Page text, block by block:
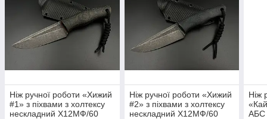
Ніж ручної роботи «Хижий
#1» з піхвами з холтексу
нескладний Х12МФ/60
Ніж ручної роботи «Хижий
#2» з піхвами з холтексу
нескладний Х12МФ/60
Ніж
АБС